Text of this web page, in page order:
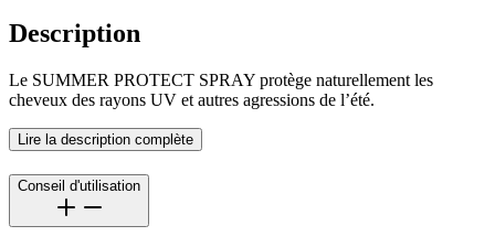
Description
Le SUMMER PROTECT SPRAY protège naturellement les
cheveux des rayons UV et autres agressions de l’été.
Lire la description complète
Conseil d'utilisation